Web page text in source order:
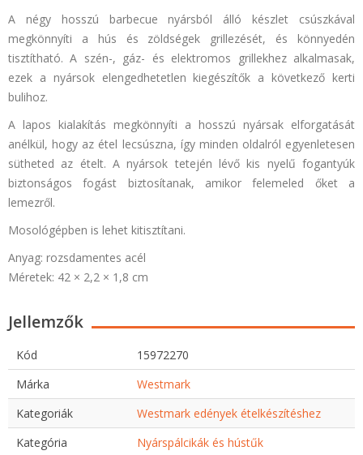
A négy hosszú barbecue nyársból álló készlet csúszkával
megkönnyíti a hús és zöldségek grillezését, és könnyedén
tisztítható. A szén-, gáz- és elektromos grillekhez alkalmasak,
ezek a nyársok elengedhetetlen kiegészítők a következő kerti
bulihoz.
A lapos kialakítás megkönnyíti a hosszú nyársak elforgatását
anélkül, hogy az étel lecsúszna, így minden oldalról egyenletesen
sütheted az ételt. A nyársok tetején lévő kis nyelű fogantyúk
biztonságos fogást biztosítanak, amikor felemeled őket a
lemezről.
Mosológépben is lehet kitisztítani.
Anyag: rozsdamentes acél
Méretek: 42 × 2,2 × 1,8 cm
Jellemzők
Kód
15972270
Márka
Westmark
Kategoriák
Westmark edények ételkészítéshez
Kategória
Nyárspálcikák és hústűk